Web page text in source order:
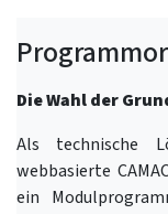
Die Wahl der
Als technische
webbasierte
ein